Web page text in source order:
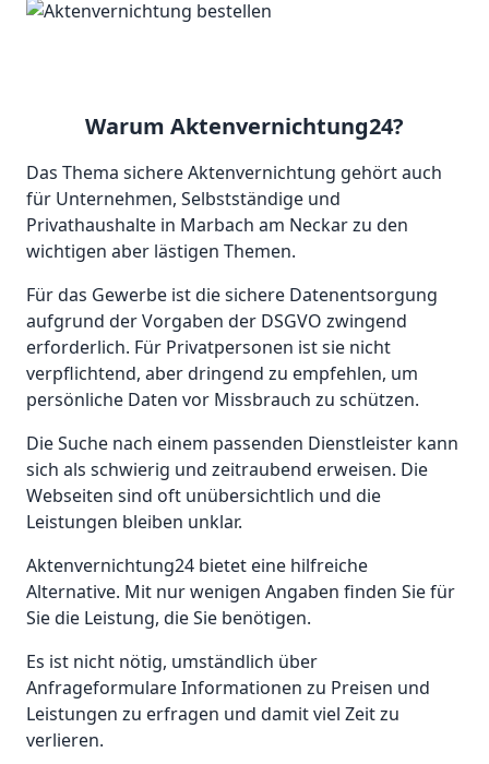
Warum Aktenvernichtung24?
Das Thema sichere Aktenvernichtung gehört auch
für Unternehmen, Selbstständige und
Privathaushalte in Marbach am Neckar zu den
wichtigen aber lästigen Themen.
Für das Gewerbe ist die sichere Datenentsorgung
aufgrund der Vorgaben der DSGVO zwingend
erforderlich. Für Privatpersonen ist sie nicht
verpflichtend, aber dringend zu empfehlen, um
persönliche Daten vor Missbrauch zu schützen.
Die Suche nach einem passenden Dienstleister kann
sich als schwierig und zeitraubend erweisen. Die
Webseiten sind oft unübersichtlich und die
Leistungen bleiben unklar.
Aktenvernichtung24 bietet eine hilfreiche
Alternative. Mit nur wenigen Angaben finden Sie für
Sie die Leistung, die Sie benötigen.
Es ist nicht nötig, umständlich über
Anfrageformulare Informationen zu Preisen und
Leistungen zu erfragen und damit viel Zeit zu
verlieren.